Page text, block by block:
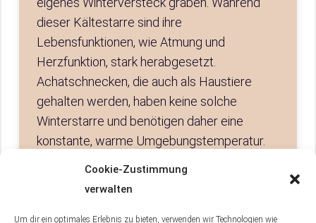
Cookie-Zustimmung
verwalten
Um dir ein optimales Erlebnis zu bieten, verwenden wir Technologien wie
dieser Kältestarre sind ihre
Lebensfunktionen, wie Atmung und
Herzfunktion, stark herabgesetzt.
Achatschnecken, die auch als Haustiere
gehalten werden, haben keine solche
Winterstarre und benötigen daher eine
konstante, warme Umgebungstemperatur.